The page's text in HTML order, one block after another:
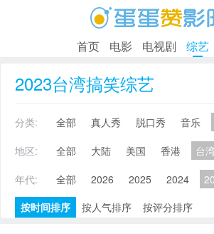
首页 电影 电视剧 综艺
2023台湾搞笑综艺
分类: 全部 真人秀 脱口秀 音乐
地区:
全部 大陆 美国 香港 台湾
年代:
全部 2026 2025 2024
按时间排序
按人气排序 按评分排序